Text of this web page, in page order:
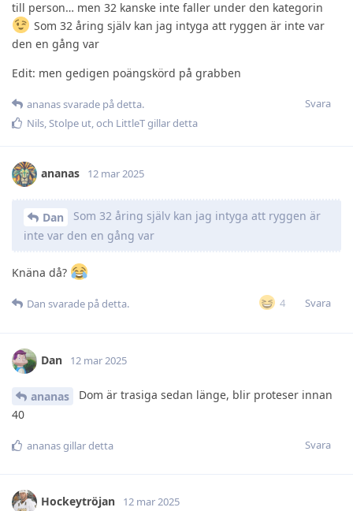
till person… men 32 kanske inte faller under den kategorin
Som 32 åring själv kan jag intyga att ryggen är inte var
den en gång var
Edit: men gedigen poängskörd på grabben
Svara
ananassvarade på detta.
Nils,Stolpe ut, och LittleTgillar detta
ananas 12 mar 2025
Dan
Som 32 åring själv kan jag intyga att ryggen är
inte var den en gång var
Knäna då?
4 Svara
Dan svarade på detta.
Dan 12 mar 2025
ananas
Dom är trasiga sedan länge, blir proteser innan
40
Svara
ananasgillar detta
Hockeytröjan 12 mar 2025